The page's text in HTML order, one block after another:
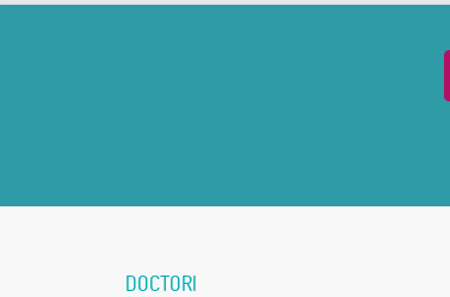
DOCTORI